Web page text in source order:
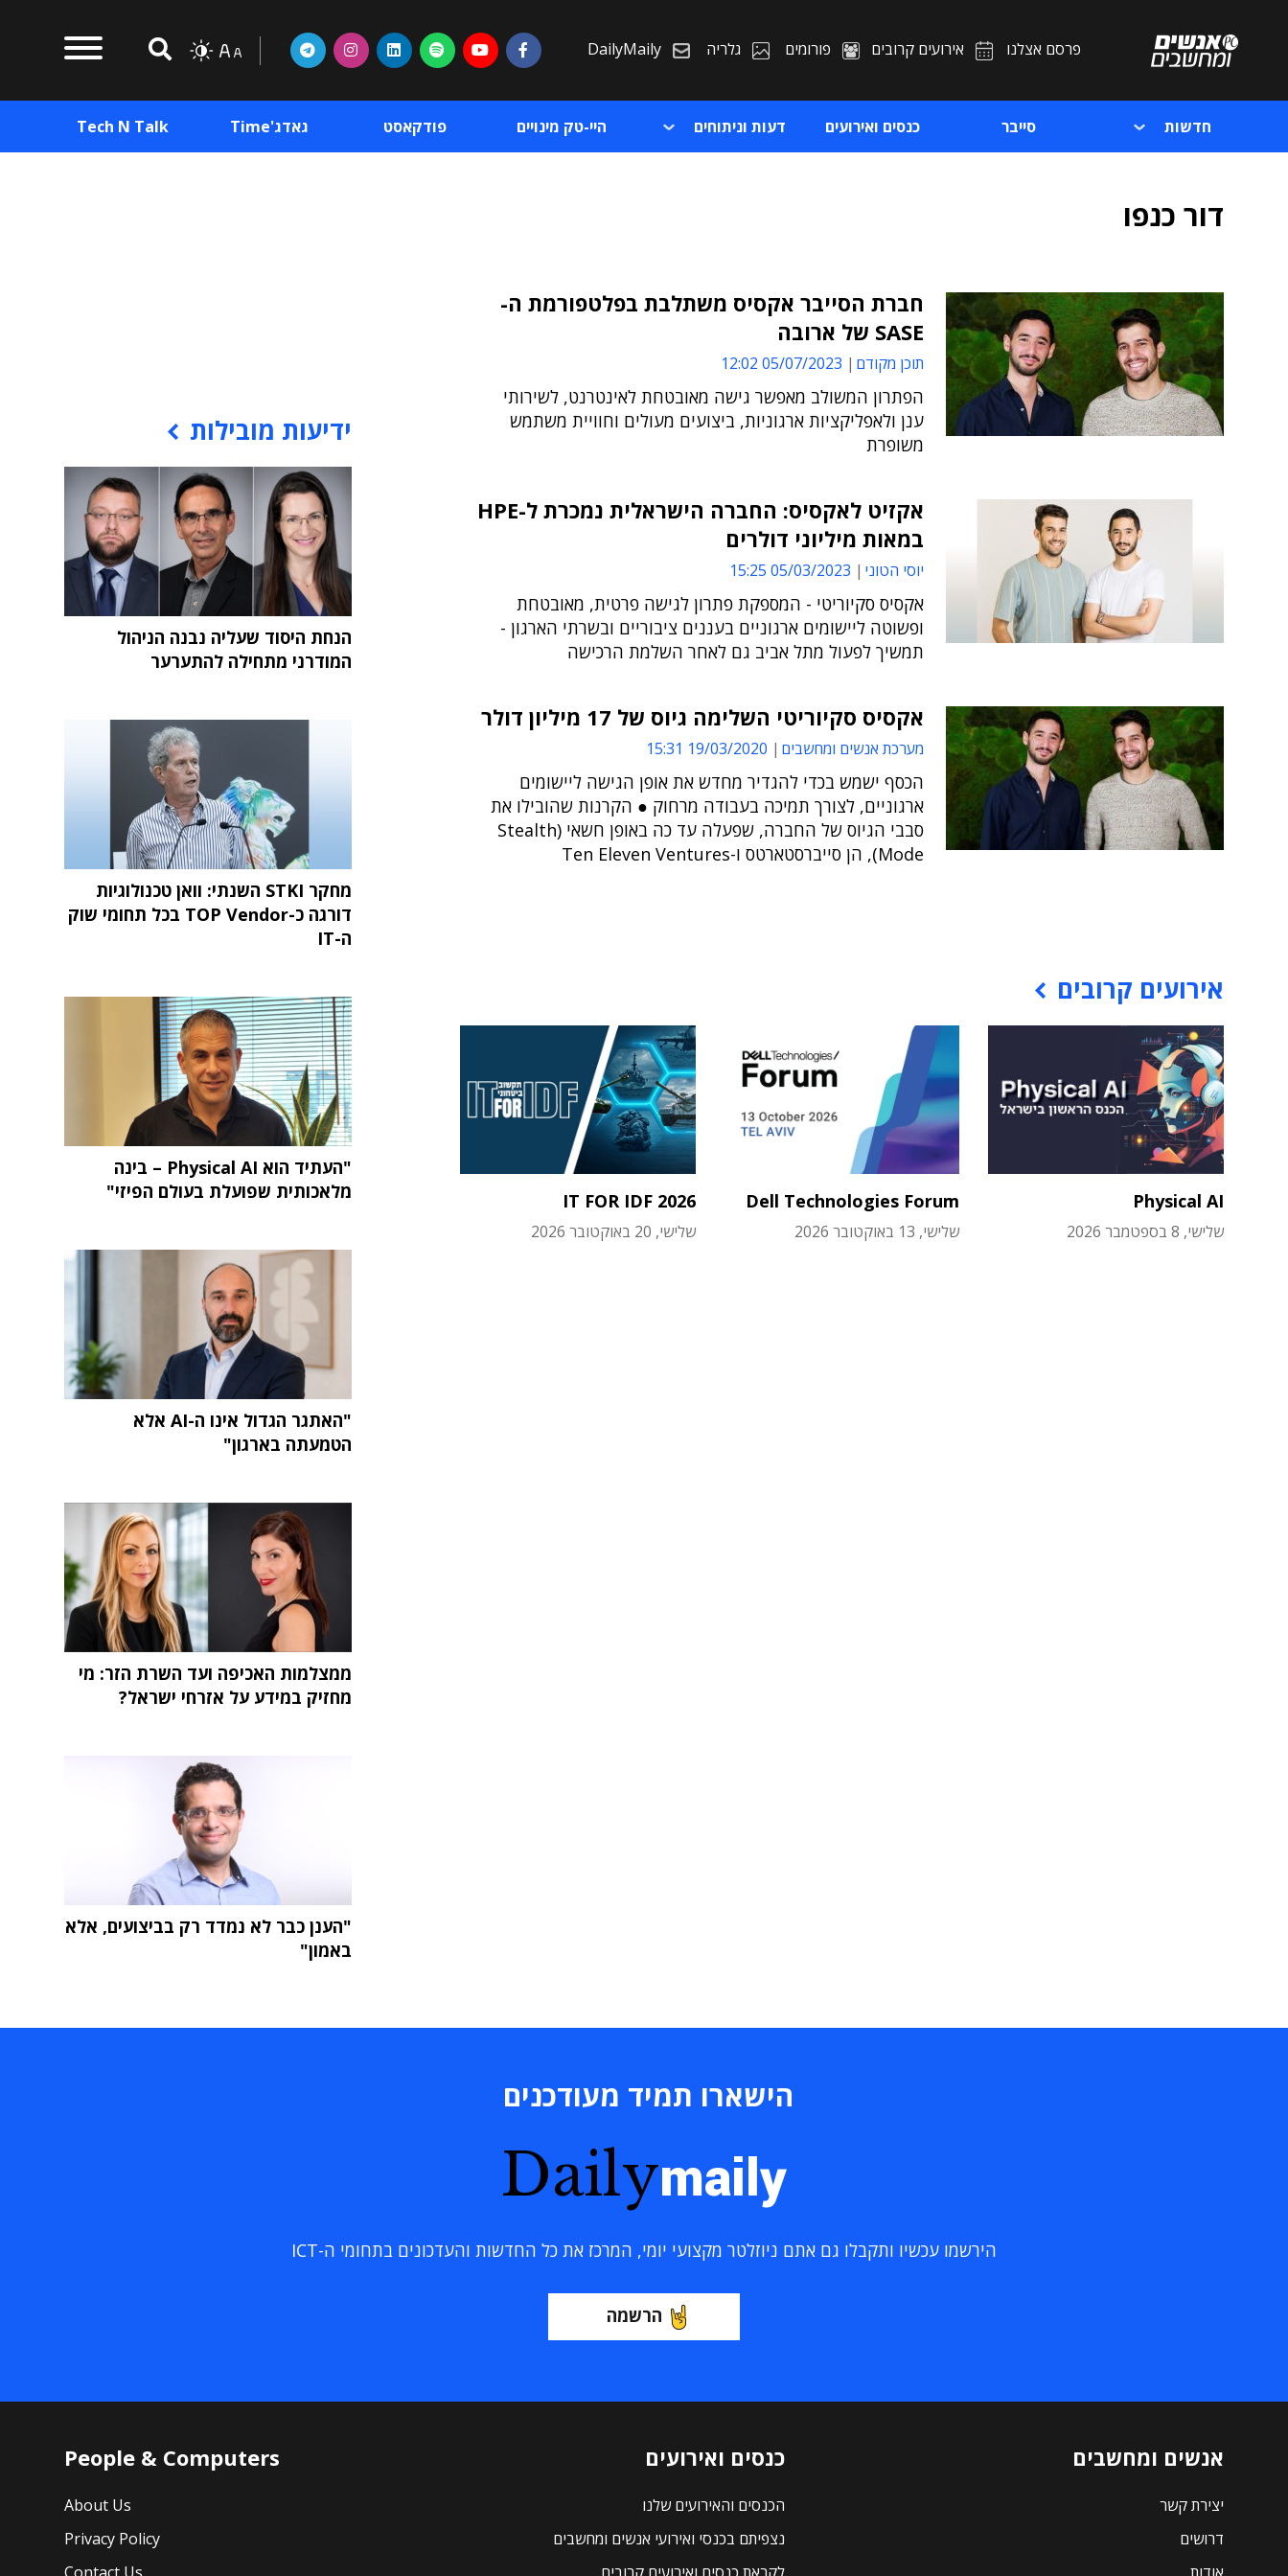
פרסם אצלנו אירועים קרובים פורומים גלריה DailyMaily
חדשות סייבר כנסים ואירועים דעות וניתוחים היי-טק מינויים פודקאסט גאדג'Time Tech N Talk
דור כנפו
חברת הסייבר אקסיס משתלבת בפלטפורמת ה-
SASE של ארובה
תוכן מקודם 05/07/2023 12:02
הפתרון המשולב מאפשר גישה מאובטחת לאינטרנט, לשירותי
ענן ולאפליקציות ארגוניות, ביצועים מעולים וחוויית משתמש
משופרת
אקזיט לאקסיס: החברה הישראלית נמכרת ל-HPE
במאות מיליוני דולרים
יוסי הטוני 05/03/2023 15:25
אקסיס סקיוריטי - המספקת פתרון לגישה פרטית, מאובטחת
ופשוטה ליישומים ארגוניים בעננים ציבוריים ובשרתי הארגון -
תמשיך לפעול מתל אביב גם לאחר השלמת הרכישה
אקסיס סקיוריטי השלימה גיוס של 17 מיליון דולר
מערכת אנשים ומחשבים 19/03/2020 15:31
הכסף ישמש בכדי להגדיר מחדש את אופן הגישה ליישומים
ארגוניים, לצורך תמיכה בעבודה מרחוק ● הקרנות שהובילו את
סבבי הגיוס של החברה, שפעלה עד כה באופן חשאי (Stealth
Mode), הן סייברסטארטס ו-Ten Eleven Ventures
אירועים קרובים
Physical AI
שלישי, 8 בספטמבר 2026
Dell Technologies Forum
שלישי, 13 באוקטובר 2026
IT FOR IDF 2026
שלישי, 20 באוקטובר 2026
ידיעות מובילות
הנחת היסוד שעליה נבנה הניהול
המודרני מתחילה להתערער
מחקר STKI השנתי: וואן טכנולוגיות
דורגה כ-TOP Vendor בכל תחומי שוק
ה-IT
"העתיד הוא Physical AI – בינה
מלאכותית שפועלת בעולם הפיזי"
"האתגר הגדול אינו ה-AI אלא
הטמעתה בארגון"
ממצלמות האכיפה ועד השרת הזר: מי
מחזיק במידע על אזרחי ישראל?
"הענן כבר לא נמדד רק בביצועים, אלא
באמון"
הישארו תמיד מעודכנים
Dailymaily
הירשמו עכשיו ותקבלו גם אתם ניוזלטר מקצועי יומי, המרכז את כל החדשות והעדכונים בתחומי ה-ICT
הרשמה
אנשים ומחשבים
יצירת קשר
דרושים
כנסים ואירועים
הכנסים והאירועים שלנו
נצפיתם בכנסי ואירועי אנשים ומחשבים
People & Computers
About Us
Privacy Policy